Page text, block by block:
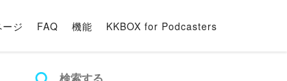
ジ FAQ 機能 KKBOX for Podcasters